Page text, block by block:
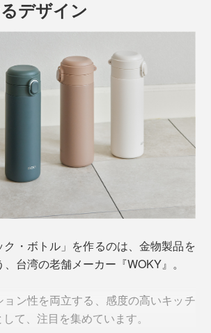
の強いものを入れてしまうと、その
を解消してくれるのが、『WOKY』
・ボトル。
るの一連の動作が
の水分補給もスムーズ。ボトルを傾
フタが顔に当たらない
ように設計されて
を下げればロック状態に。バッグの
デザイン
ク・ボトル」を作るのは、金物製品を
台湾の老舗メーカー『WOKY』。
ン性を両立する、感度の高いキッチ
て、注目を集めています。